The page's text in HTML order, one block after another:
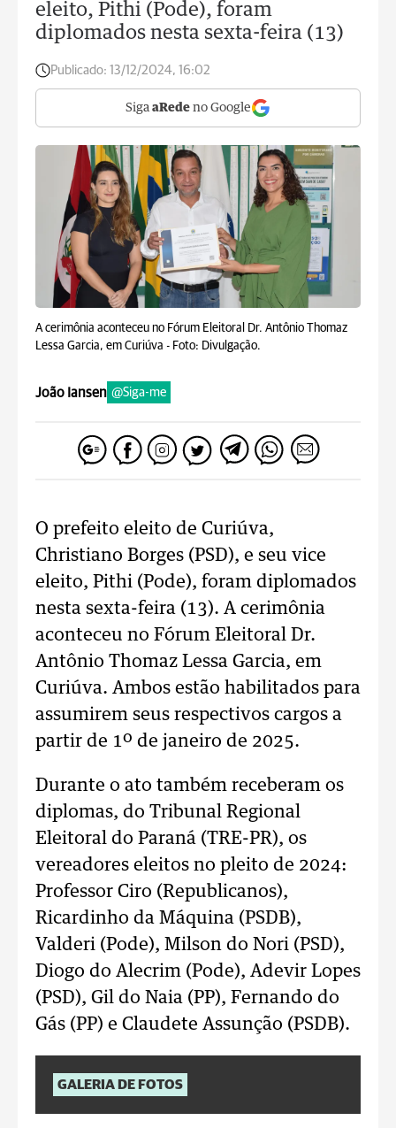
eleito, Pithi (Pode), foram
diplomados nesta sexta-feira (13)
Publicado: 13/12/2024, 16:02
Siga aRede no Google
A cerimônia aconteceu no Fórum Eleitoral Dr. Antônio Thomaz
Lessa Garcia, em Curiúva - Foto: Divulgação.
João Iansen @Siga-me
O prefeito eleito de Curiúva,
Christiano Borges (PSD), e seu vice
eleito, Pithi (Pode), foram diplomados
nesta sexta-feira (13). A cerimônia
aconteceu no Fórum Eleitoral Dr.
Antônio Thomaz Lessa Garcia, em
Curiúva. Ambos estão habilitados para
assumirem seus respectivos cargos a
partir de 1º de janeiro de 2025.
Durante o ato também receberam os
diplomas, do Tribunal Regional
Eleitoral do Paraná (TRE-PR), os
vereadores eleitos no pleito de 2024:
Professor Ciro (Republicanos),
Ricardinho da Máquina (PSDB),
Valderi (Pode), Milson do Nori (PSD),
Diogo do Alecrim (Pode), Adevir Lopes
(PSD), Gil do Naia (PP), Fernando do
Gás (PP) e Claudete Assunção (PSDB).
GALERIA DE FOTOS